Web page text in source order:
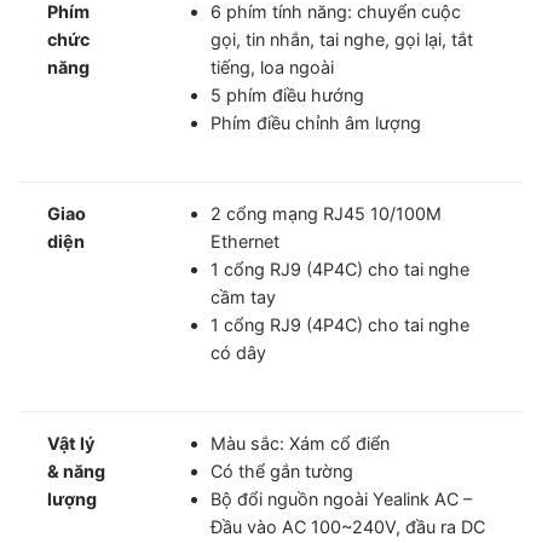
Phím
chức
năng
6 phím tính năng: chuyển cuộc
gọi, tin nhắn, tai nghe, gọi lại, tắt
tiếng, loa ngoài
5 phím điều hướng
Phím điều chỉnh âm lượng
Giao
diện
2 cổng mạng RJ45 10/100M
Ethernet
1 cổng RJ9 (4P4C) cho tai nghe
cầm tay
1 cổng RJ9 (4P4C) cho tai nghe
có dây
Vật lý
& năng
lượng
Màu sắc: Xám cổ điển
Có thể gắn tường
Bộ đổi nguồn ngoài Yealink AC –
Đầu vào AC 100~240V, đầu ra DC